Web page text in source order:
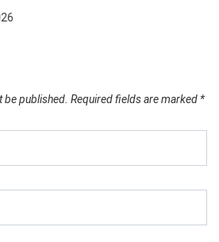
published. Required fields are marked *